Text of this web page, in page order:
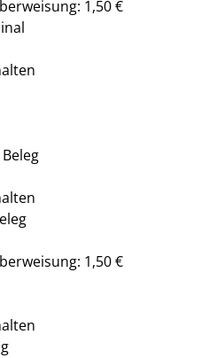
1,50 €
1,50 €